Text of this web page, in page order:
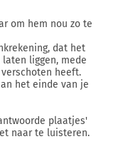
om hem nou zo te
dat het
liggen, mede
heeft.
het einde van je
plaatjes'
naar te luisteren.